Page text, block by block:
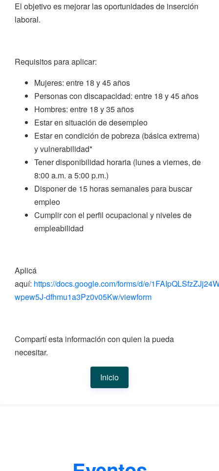
El objetivo es mejorar las oportunidades de inserción
laboral.
Requisitos para aplicar:
Mujeres: entre 18 y 45 años
Personas con discapacidad: entre 18 y 45 años
Hombres: entre 18 y 35 años
Estar en situación de desempleo
Estar en condición de pobreza (básica extrema)
y vulnerabilidad*
Tener disponibilidad horaria (lunes a viernes, de
8:00 a.m. a 5:00 p.m.)
Disponer de 15 horas semanales para buscar
empleo
Cumplir con el perfil ocupacional y niveles de
empleabilidad
Aplicá
aquí: https://docs.google.com/forms/d/e/
wpew5J-dfhmu1a3Pz0v05Kw/viewform
Compartí esta información con quien la pueda
necesitar.
Inicio